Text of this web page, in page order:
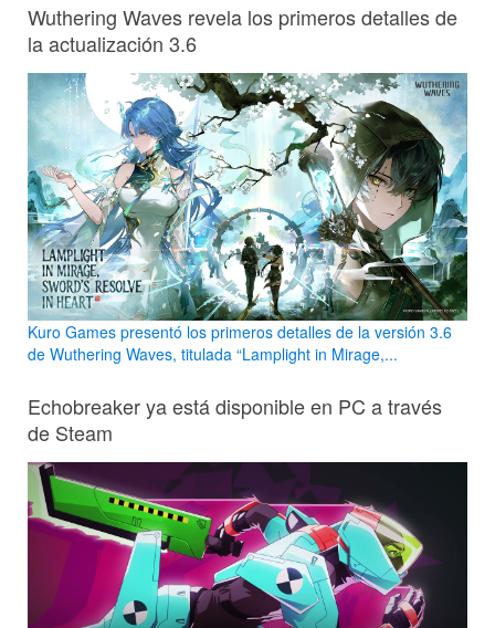
Wuthering Waves revela los primeros detalles de
la actualización 3.6
Kuro Games presentó los primeros detalles de la versión 3.6
de Wuthering Waves, titulada “Lamplight in Mirage,...
Echobreaker ya está disponible en PC a través
de Steam